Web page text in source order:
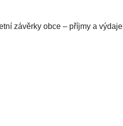
závěrky obce – příjmy a výdaje